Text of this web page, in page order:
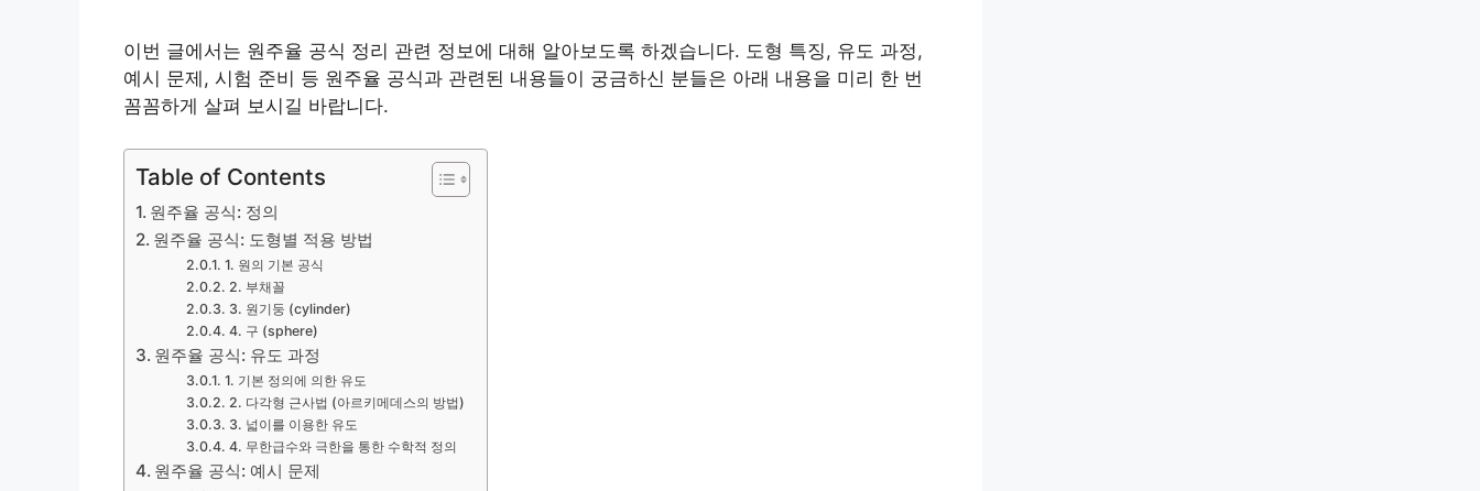
이번 글에서는 원주율 공식 정리 관련 정보에 대해 알아보도록 하겠습니다. 도형 특징, 유도 과정,
예시 문제, 시험 준비 등 원주율 공식과 관련된 내용들이 궁금하신 분들은 아래 내용을 미리 한 번
꼼꼼하게 살펴 보시길 바랍니다.
Table of Contents
원주율 공식: 정의
원주율 공식: 도형별 적용 방법
1. 원의 기본 공식
2. 부채꼴
3. 원기둥 (cylinder)
4. 구 (sphere)
원주율 공식: 유도 과정
1. 기본 정의에 의한 유도
2. 다각형 근사법 (아르키메데스의 방법)
3. 넓이를 이용한 유도
4. 무한급수와 극한을 통한 수학적 정의
원주율 공식: 예시 문제